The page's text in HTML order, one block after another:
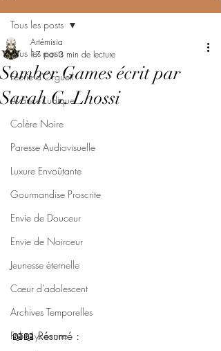
Tous les posts
Féerie d'Orgueil
Avarice Ludique
Colère Noire
Paresse Audiovisuelle
Luxure Envoûtante
Gourmandise Proscrite
Envie de Douceur
Envie de Noirceur
Jeunesse éternelle
Cœur d'adolescent
Archives Temporelles
Folie Lycéenne
Tous les posts
Somber Games écrit par
Sarah G. Lhossi
Artémisia
17 mai 3 min de lecture
📖📖 Résumé :